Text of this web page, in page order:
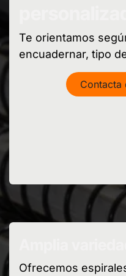
Te orientamos
encuadernar, tipo
Contacta
Ofrecemos